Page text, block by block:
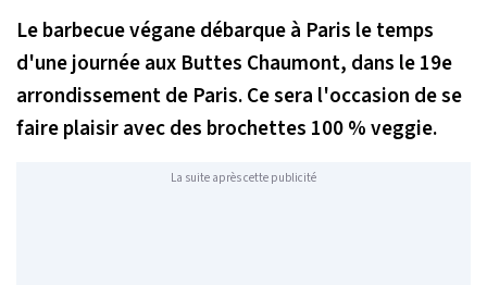
Le barbecue végane débarque à Paris le temps
d'une journée aux Buttes Chaumont, dans le 19e
arrondissement de Paris. Ce sera l'occasion de se
faire plaisir avec des brochettes 100 % veggie.
La suite après cette publicité